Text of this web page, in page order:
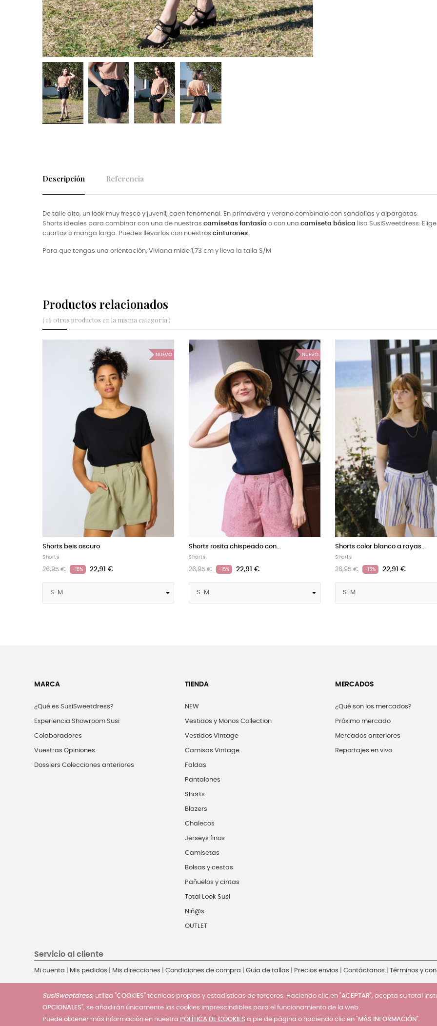
Descripción Referencia
De talle alto, un look muy fresco y juvenil, caen fenomenal. En primavera y verano combínalo con sandalias y alpargatas.
Shorts ideales para combinar con una de nuestras camisetas fantasía o con una camiseta básica lisa SusiSweetdress.
cuartos o manga larga. Puedes llevarlos con nuestros cinturones.
Para que tengas una orientación, Viviana mide 1,73 cm y lleva la talla S/M
Productos relacionados
( 16 otros productos en la misma categoría )
Shorts anaranjados
Shorts
24,95 € -15% 21,21 €
Shorts rojos con flores de...
Shorts
24,95 € -15% 21,21 €
Shorts color azul con...
Shorts
26,95 € -15% 22,91 €
MARCA
¿Qué es SusiSweetdress?
Experiencia Showroom Susi
Colaboradores
Vuestras Opiniones
Dossiers Colecciones anteriores
TIENDA
NEW
Vestidos y Monos Collection
Vestidos Vintage
Camisas Vintage
Faldas
Pantalones
Shorts
Blazers
Chalecos
Jerseys finos
Camisetas
Bolsas y cestas
Pañuelos y cintas
Total Look Susi
Niñ@s
OUTLET
MERCADOS
¿Qué son los mercados?
Próximo mercado
Mercados anteriores
Reportajes en vivo
Servicio al cliente
Mi cuenta Mis pedidos Mis direcciones Condiciones de compra Guía de tallas Precios envios Contáctanos Términos y
SusiSweetdress, utiliza "COOKIES" técnicas propias y estadísticas de terceros. Haciendo clic en "ACEPTAR", acepta su total
OPCIONALES", se añadirán únicamente las cookies imprescindibles para el funcionamiento de la web.
Puede obtener más información en nuestra POLÍTICA DE COOKIES a pie de página o haciendo clic en "MÁS INFORMACIÓN".